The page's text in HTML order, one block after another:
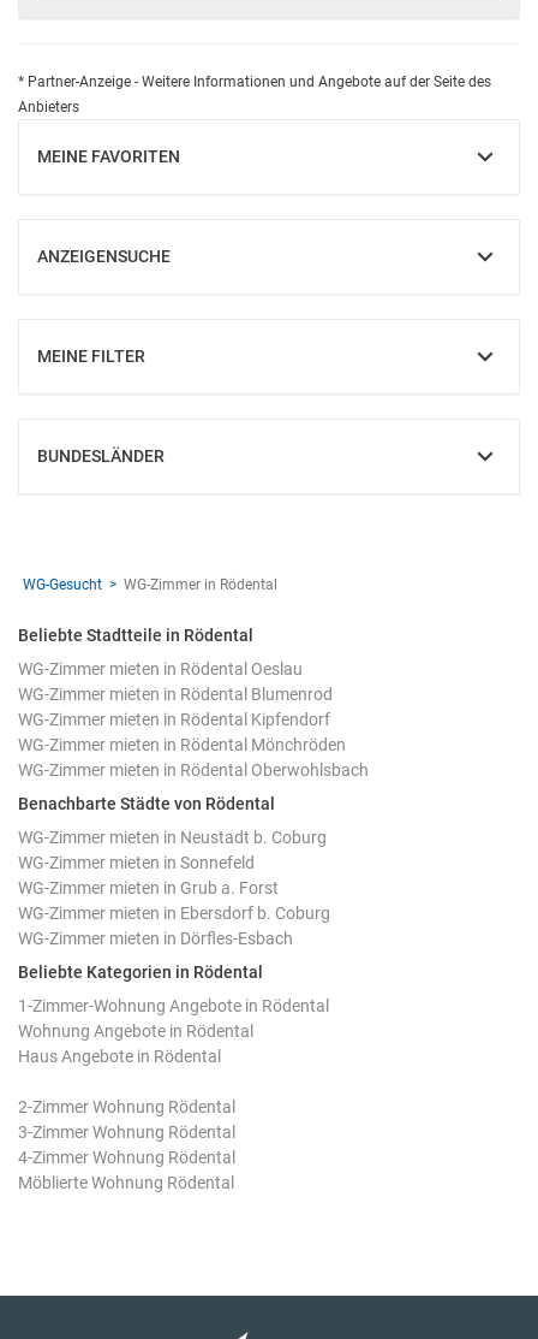
* Partner-Anzeige - Weitere Informationen und Angebote auf der Seite des
Anbieters
MEINE FAVORITEN
EINBLENDEN
ANZEIGENSUCHE
EINBLENDEN
MEINE FILTER
EINBLENDEN
BUNDESLÄNDER
EINBLENDEN
WG-Gesucht WG-Zimmer in Rödental
Beliebte Stadtteile in Rödental
WG-Zimmer mieten in Rödental Oeslau
WG-Zimmer mieten in Rödental Blumenrod
WG-Zimmer mieten in Rödental Kipfendorf
WG-Zimmer mieten in Rödental Mönchröden
WG-Zimmer mieten in Rödental Oberwohlsbach
Benachbarte Städte von Rödental
WG-Zimmer mieten in Neustadt b. Coburg
WG-Zimmer mieten in Sonnefeld
WG-Zimmer mieten in Grub a. Forst
WG-Zimmer mieten in Ebersdorf b. Coburg
WG-Zimmer mieten in Dörfles-Esbach
Beliebte Kategorien in Rödental
1-Zimmer-Wohnung Angebote in Rödental
Wohnung Angebote in Rödental
Haus Angebote in Rödental
2-Zimmer Wohnung Rödental
3-Zimmer Wohnung Rödental
4-Zimmer Wohnung Rödental
Möblierte Wohnung Rödental